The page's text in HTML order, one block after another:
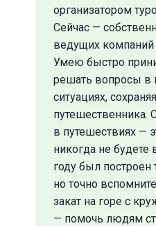
организатором
Сейчас —
ведущих компаний
Умею быстро
решать вопросы в
ситуациях,
путешественника.
в путешествиях —
никогда не будете
году был построен
но точно
закат на горе с
— помочь людям